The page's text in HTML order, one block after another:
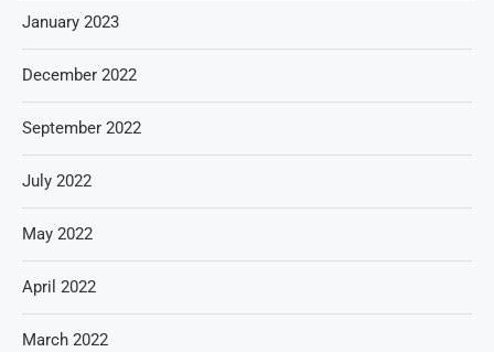
January 2023
December 2022
September 2022
July 2022
May 2022
April 2022
March 2022